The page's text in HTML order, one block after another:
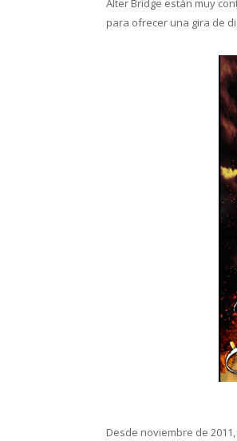
Alter Bridge están muy
para ofrecer una gira de
Desde noviembre de